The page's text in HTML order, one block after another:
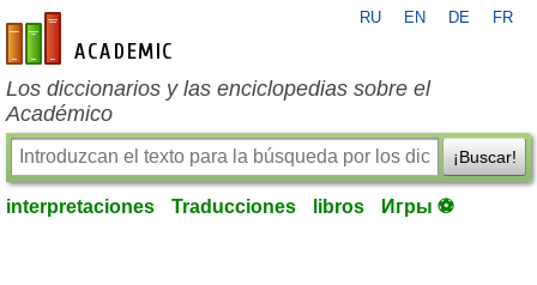
es-academic.com
RU EN DE FR
Los diccionarios y las enciclopedias sobre el
Académico
¡Buscar!
interpretaciones Traducciones libros Игры ⚽